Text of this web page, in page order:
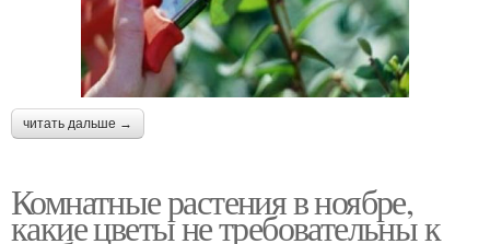
читать дальше →
Комнатные растения в ноябре,
какие цветы не требовательны к